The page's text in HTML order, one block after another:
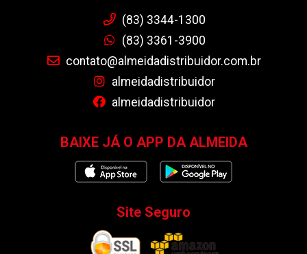
(83) 3344-1300
(83) 3361-3900
contato@almeidadistribuidor.com.br
almeidadistribuidor
almeidadistribuidor
BAIXE JÁ O APP DA ALMEIDA
Site Seguro